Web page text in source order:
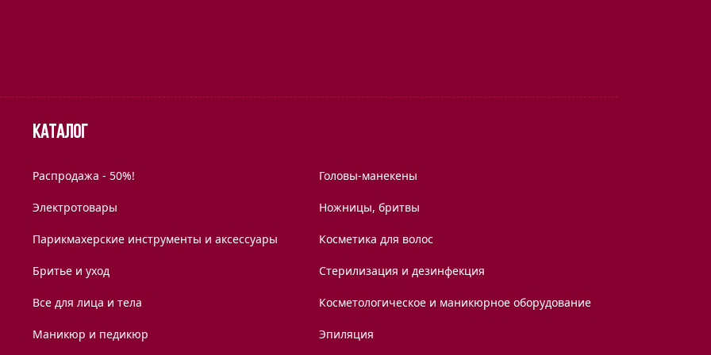
Каталог
Распродажа - 50%! Головы-манекены
Электротовары Ножницы, бритвы
Парикмахерские инструменты и аксессуары Косметика для волос
Бритье и уход Стерилизация и дезинфекция
Все для лица и тела Косметологическое и маникюрное оборудование
Маникюр и педикюр Эпиляция